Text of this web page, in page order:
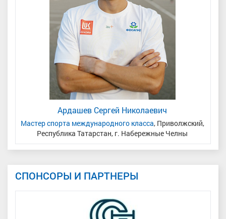
Ардашев Сергей Николаевич
Мастер спорта международного класса, Приволжский,
Республика Татарстан, г. Набережные Челны
СПОНСОРЫ И ПАРТНЕРЫ